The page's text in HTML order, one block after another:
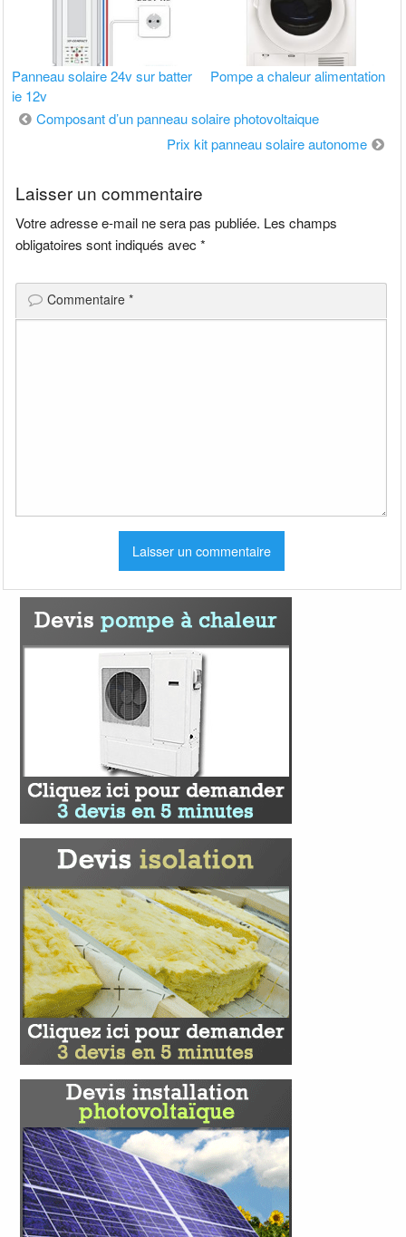
Panneau solaire 24v sur batter
ie 12v
Pompe a chaleur alimentation
Navigation
Composant d’un panneau solaire photovoltaique
Prix kit panneau solaire autonome
Laisser un commentaire
Votre adresse e-mail ne sera pas publiée. Les champs
obligatoires sont indiqués avec*
Commentaire*